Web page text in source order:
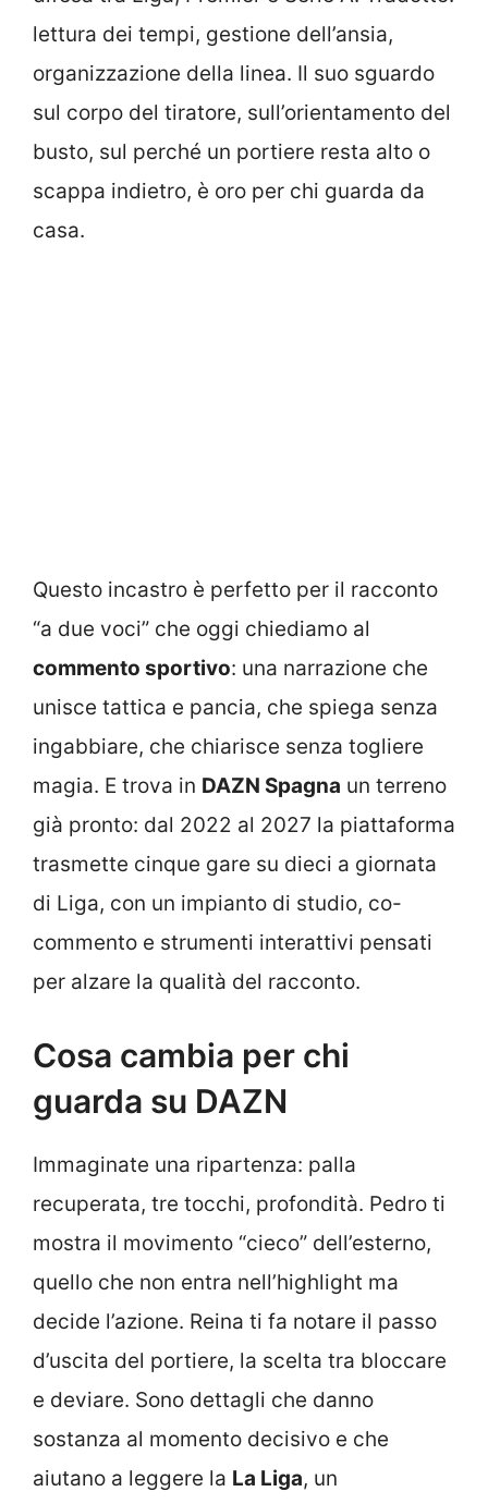
lettura dei tempi, gestione dell’ansia,
organizzazione della linea. Il suo sguardo
sul corpo del tiratore, sull’orientamento del
busto, sul perché un portiere resta alto o
scappa indietro, è oro per chi guarda da
casa.
Questo incastro è perfetto per il racconto
“a due voci” che oggi chiediamo al
commento sportivo: una narrazione che
unisce tattica e pancia, che spiega senza
ingabbiare, che chiarisce senza togliere
magia. E trova in DAZN Spagna un terreno
già pronto: dal 2022 al 2027 la piattaforma
trasmette cinque gare su dieci a giornata
di Liga, con un impianto di studio, co-
commento e strumenti interattivi pensati
per alzare la qualità del racconto.
Cosa cambia per chi
guarda su DAZN
Immaginate una ripartenza: palla
recuperata, tre tocchi, profondità. Pedro ti
mostra il movimento “cieco” dell’esterno,
quello che non entra nell’highlight ma
decide l’azione. Reina ti fa notare il passo
d’uscita del portiere, la scelta tra bloccare
e deviare. Sono dettagli che danno
sostanza al momento decisivo e che
aiutano a leggere la La Liga, un